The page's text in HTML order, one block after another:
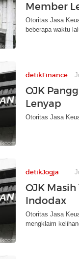
Member
Otoritas Jasa
beberapa waktu
detikFinance
OJK
Lenyap
Otoritas Jasa
detikJogja
OJK
Indodax
Otoritas Jasa
mengklaim